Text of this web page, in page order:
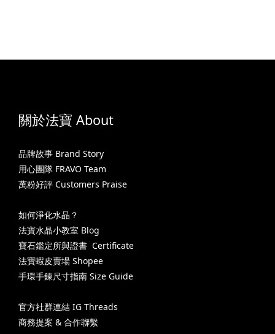
關於法寶 About
品牌故事 Brand Story
用心團隊 FRAVO Team
萬粉好評 Customers Praise
如何淨化水晶？
法寶水晶小教室 Blog
寶石鑑定所與證書 Certificate
法寶蝦皮賣場 Shopee
手環手鍊尺寸指南 Size Guide
官方社群連結 IG Threads
商務提案 & 合作聯繫